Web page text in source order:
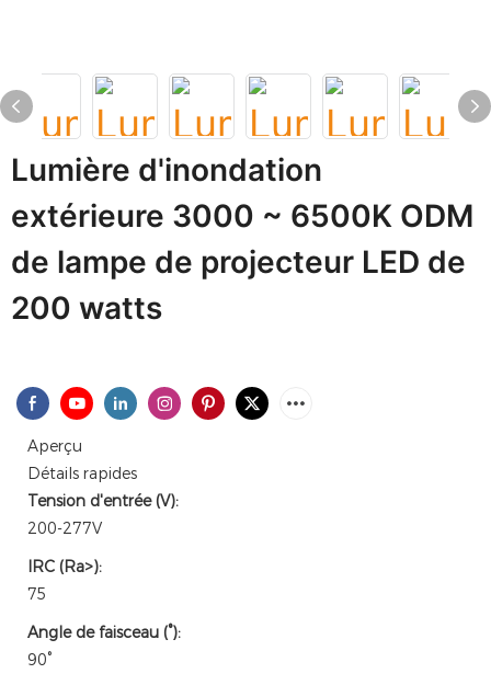
Lumière d'inondation
extérieure 3000 ~ 6500K ODM
de lampe de projecteur LED de
200 watts
Aperçu
Détails rapides
Tension d'entrée (V):
200-277V
IRC (Ra>):
75
Angle de faisceau (°):
90°